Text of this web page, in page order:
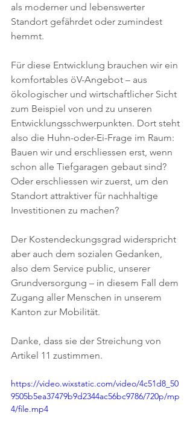
als moderner und lebenswerter
Standort gefährdet oder zumindest
hemmt.
Für diese Entwicklung brauchen wir ein
komfortables öV-Angebot – aus
ökologischer und wirtschaftlicher Sicht
zum Beispiel von und zu unseren
Entwicklungsschwerpunkten. Dort steht
also die Huhn-oder-Ei-Frage im Raum:
Bauen wir und erschliessen erst, wenn
schon alle Tiefgaragen gebaut sind?
Oder erschliessen wir zuerst, um den
Standort attraktiver für nachhaltige
Investitionen zu machen?
Der Kostendeckungsgrad widerspricht
aber auch dem sozialen Gedanken,
also dem Service public, unserer
Grundversorgung – in diesem Fall dem
Zugang aller Menschen in unserem
Kanton zur Mobilität.
Danke, dass sie der Streichung von
Artikel 11 zustimmen.
https://video.wixstatic.com/video/4c51d8_50
9505b5ea37479b9d2344ac56bc9786/720p/mp
4/file.mp4